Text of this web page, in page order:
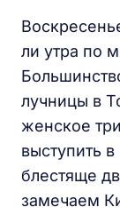
ли утра по
лучницы в
женское
выступить
блестяще
замечаем